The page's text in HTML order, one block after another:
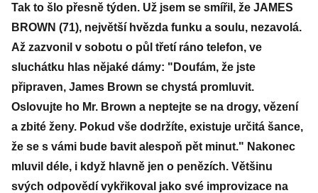
Tak to šlo přesně týden. Už jsem se smířil, že JAMES
BROWN (71), největší hvězda funku a soulu, nezavolá.
Až zazvonil v sobotu o půl třetí ráno telefon, ve
sluchátku hlas nějaké dámy: "Doufám, že jste
připraven, James Brown se chystá promluvit.
Oslovujte ho Mr. Brown a neptejte se na drogy, vězení
a zbité ženy. Pokud vše dodržíte, existuje určitá šance,
že se s vámi bude bavit alespoň pět minut." Nakonec
mluvil déle, i když hlavně jen o penězích. Většinu
svých odpovědí vykřikoval jako své improvizace na